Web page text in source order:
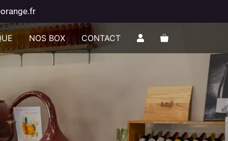
NOS BOX CONTACT